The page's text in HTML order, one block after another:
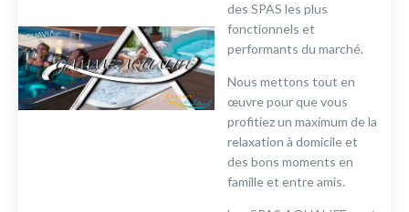
des SPAS les plus
fonctionnels et
performants du marché.
Nous mettons tout en
œuvre pour que vous
profitiez un maximum de la
relaxation à domicile et
des bons moments en
famille et entre amis.